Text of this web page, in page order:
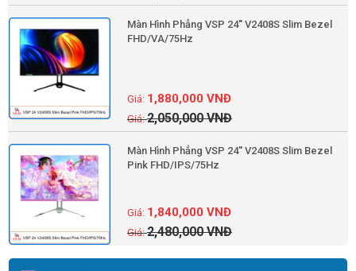
Màn Hình Phẳng VSP 24'' V2408S Slim Bezel
FHD/VA/75Hz
2,050,000VNĐ
1,880,000VNĐ
Màn Hình Phẳng VSP 24'' V2408S Slim Bezel
Pink FHD/IPS/75Hz
2,480,000VNĐ
1,840,000VNĐ